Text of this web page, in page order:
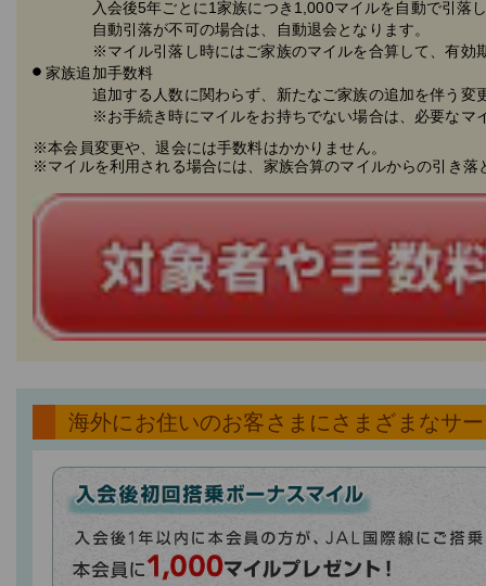
入会後5年ごとに1家族につき1,000マイルを自動で引落し
自動引落が不可の場合は、自動退会となります。
※マイル引落し時にはご家族のマイルを合算して、有効期
家族追加手数料
追加する人数に関わらず、新たなご家族の追加を伴う変更
※お手続き時にマイルをお持ちでない場合は、必要なマイ
※本会員変更や、退会には手数料はかかりません。
※マイルを利用される場合には、家族合算のマイルからの引き落
海外にお住いのお客さまにさまざまなサ